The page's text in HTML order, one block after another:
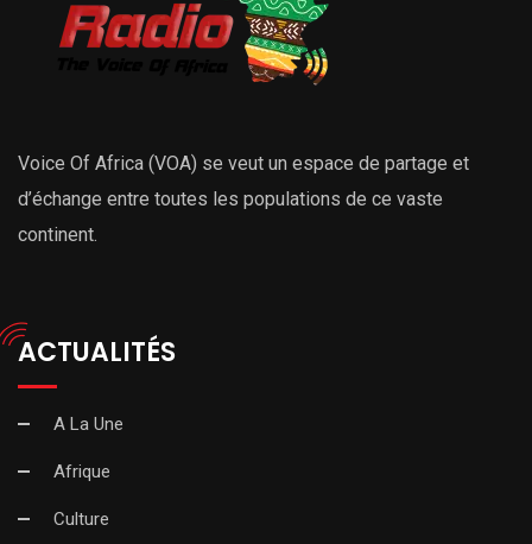
Voice Of Africa (VOA) se veut un espace de partage et
d’échange entre toutes les populations de ce vaste
continent.
ACTUALITÉS
A La Une
Afrique
Culture